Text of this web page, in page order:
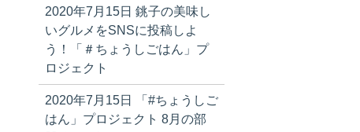
2020年7月15日 銚子の美味し
いグルメをSNSに投稿しよ
う！「＃ちょうしごはん」プ
ロジェクト
2020年7月15日
「#ちょうしご
はん」プロジェクト 8月の部